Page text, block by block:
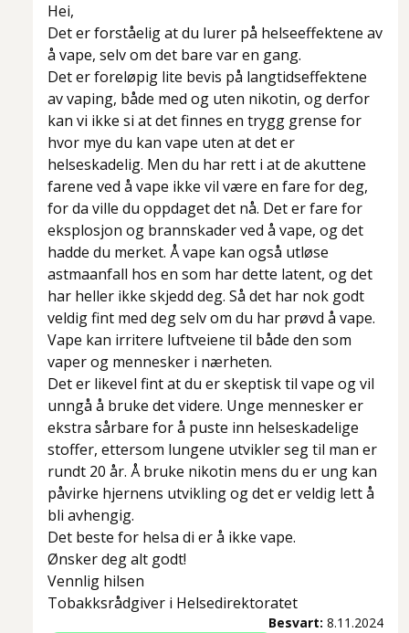
Hei,
Det er forståelig at du lurer på helseeffektene av
å vape, selv om det bare var en gang.
Det er foreløpig lite bevis på langtidseffektene
av vaping, både med og uten nikotin, og derfor
kan vi ikke si at det finnes en trygg grense for
hvor mye du kan vape uten at det er
helseskadelig. Men du har rett i at de akuttene
farene ved å vape ikke vil være en fare for deg,
for da ville du oppdaget det nå. Det er fare for
eksplosjon og brannskader ved å vape, og det
hadde du merket. Å vape kan også utløse
astmaanfall hos en som har dette latent, og det
har heller ikke skjedd deg. Så det har nok godt
veldig fint med deg selv om du har prøvd å vape.
Vape kan irritere luftveiene til både den som
vaper og mennesker i nærheten.
Det er likevel fint at du er skeptisk til vape og vil
unngå å bruke det videre. Unge mennesker er
ekstra sårbare for å puste inn helseskadelige
stoffer, ettersom lungene utvikler seg til man er
rundt 20 år. Å bruke nikotin mens du er ung kan
påvirke hjernens utvikling og det er veldig lett å
bli avhengig.
Det beste for helsa di er å ikke vape.
Ønsker deg alt godt!
Vennlig hilsen
Tobakksrådgiver i Helsedirektoratet
Besvart: 8.11.2024